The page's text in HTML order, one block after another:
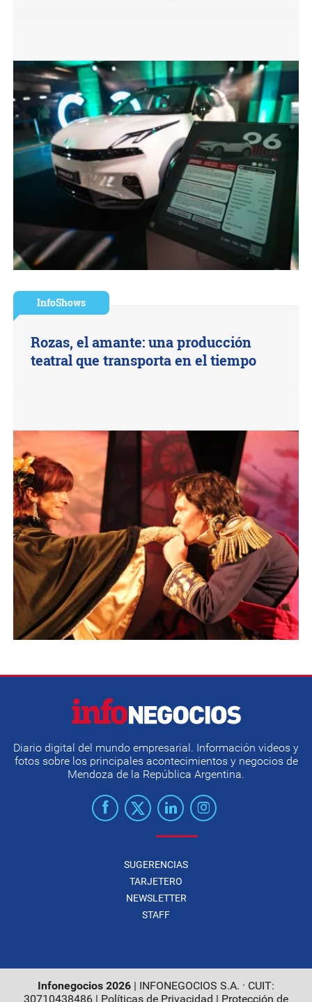
InfoShows
Rozas, el amante: una producción
teatral que transporta en el tiempo
Diario digital del mundo empresarial. Información videos y
fotos sobre los principales acontecimientos y negocios de
Mendoza de la República Argentina.
SUGERENCIAS
TARJETERO
NEWSLETTER
STAFF
Infonegocios 2026 | INFONEGOCIOS S.A. · CUIT:
30710438486 | Políticas de Privacidad | Protección de